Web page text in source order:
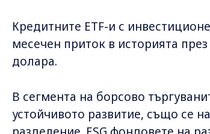
Кредитните ETF-и с
месечен приток в историята
долара.
В сегмента на борсово
устойчивото развитие, също се